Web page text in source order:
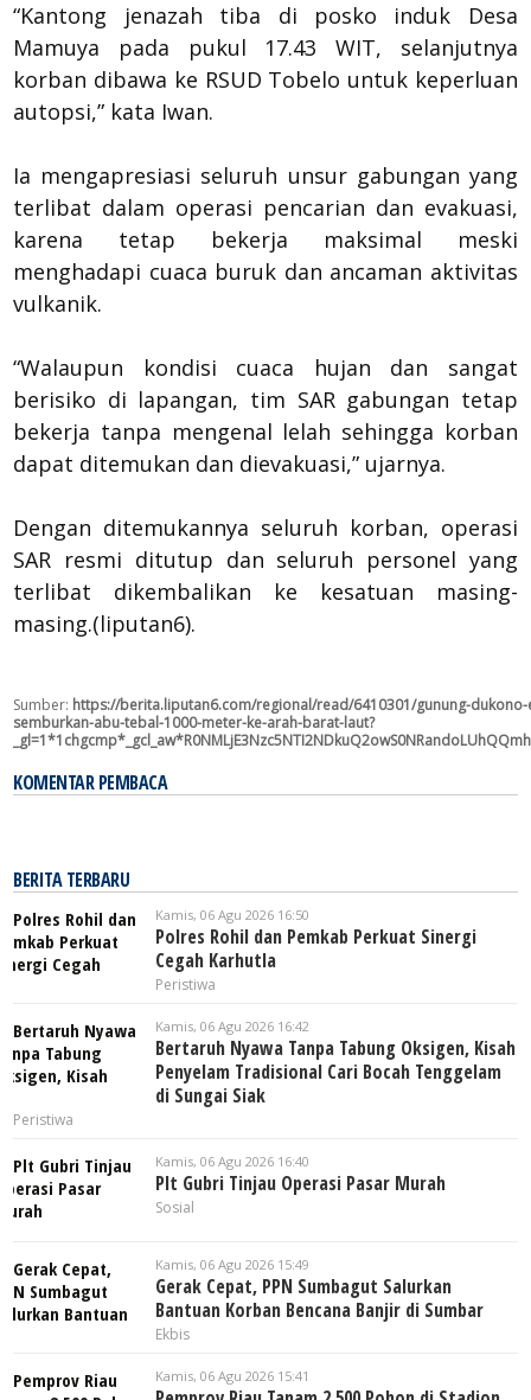
“Kantong jenazah tiba di posko induk Desa
Mamuya pada pukul 17.43 WIT, selanjutnya
korban dibawa ke RSUD Tobelo untuk keperluan
autopsi,” kata Iwan.
Ia mengapresiasi seluruh unsur gabungan yang
terlibat dalam operasi pencarian dan evakuasi,
karena tetap bekerja maksimal meski
menghadapi cuaca buruk dan ancaman aktivitas
vulkanik.
“Walaupun kondisi cuaca hujan dan sangat
berisiko di lapangan, tim SAR gabungan tetap
bekerja tanpa mengenal lelah sehingga korban
dapat ditemukan dan dievakuasi,” ujarnya.
Dengan ditemukannya seluruh korban, operasi
SAR resmi ditutup dan seluruh personel yang
terlibat dikembalikan ke kesatuan masing-
masing.(liputan6).
Sumber: https://berita.liputan6.com/regional/read/6410301/gunung-
semburkan-abu-tebal-1000-meter-ke-arah-barat-laut?
KOMENTAR PEMBACA
BERITA TERBARU
Kamis, 06 Agu 2026 16:50
Polres Rohil dan Pemkab Perkuat Sinergi
Cegah Karhutla
Peristiwa
Kamis, 06 Agu 2026 16:42
Bertaruh Nyawa Tanpa Tabung Oksigen, Kisah
Penyelam Tradisional Cari Bocah Tenggelam
di Sungai Siak
Peristiwa
Kamis, 06 Agu 2026 16:40
Plt Gubri Tinjau Operasi Pasar Murah
Sosial
Kamis, 06 Agu 2026 15:49
Gerak Cepat, PPN Sumbagut Salurkan
Bantuan Korban Bencana Banjir di Sumbar
Ekbis
Kamis, 06 Agu 2026 15:41